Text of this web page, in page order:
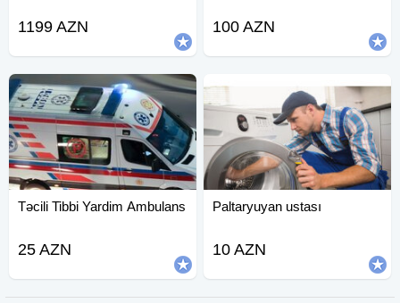
1199 AZN 100 AZN
Təcili Tibbi Yardim Ambulans
25 AZN
Paltaryuyan ustası
10 AZN